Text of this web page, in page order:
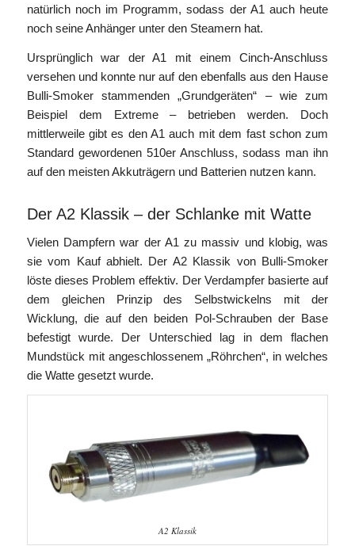
natürlich noch im Programm, sodass der A1 auch heute
noch seine Anhänger unter den Steamern hat.
Ursprünglich war der A1 mit einem Cinch-Anschluss
versehen und konnte nur auf den ebenfalls aus den Hause
Bulli-Smoker stammenden „Grundgeräten“ – wie zum
Beispiel dem Extreme – betrieben werden. Doch
mittlerweile gibt es den A1 auch mit dem fast schon zum
Standard gewordenen 510er Anschluss, sodass man ihn
auf den meisten Akkuträgern und Batterien nutzen kann.
Der A2 Klassik – der Schlanke mit Watte
Vielen Dampfern war der A1 zu massiv und klobig, was
sie vom Kauf abhielt. Der A2 Klassik von Bulli-Smoker
löste dieses Problem effektiv. Der Verdampfer basierte auf
dem gleichen Prinzip des Selbstwickelns mit der
Wicklung, die auf den beiden Pol-Schrauben der Base
befestigt wurde. Der Unterschied lag in dem flachen
Mundstück mit angeschlossenem „Röhrchen“, in welches
die Watte gesetzt wurde.
A2 Klassik